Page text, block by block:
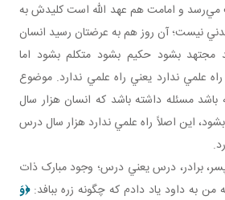
مي‌رسد و امامت هم عهد الله است کليدش به
نيست؛ آن روز هم به عرضتان رسيد انسان
بشود حکيم بشود متکلم بشود اما
علمي ندارد يعني راه علمي ندارد. موضوع
مسئله داشته باشد که انسان هزار سال
اين اصلاً راه علمي ندارد هزار سال درس
برادر، درس يعني درس؛ وجود مبارک ذات
من به داود ياد دادم که چگونه زره ببافد:﴿وَ